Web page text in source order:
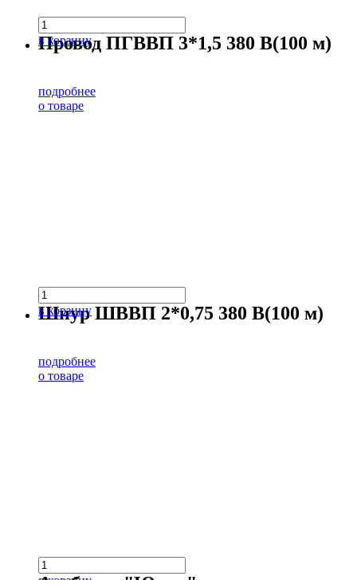
в корзину
Провод ПГВВП 3*1,5 380 В(100 м)
подробнее
о товаре
в корзину
Шнур ШВВП 2*0,75 380 В(100 м)
подробнее
о товаре